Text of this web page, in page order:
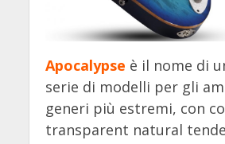
Apocalypse è il nome di
serie di modelli per gli
generi più estremi, con
transparent natural